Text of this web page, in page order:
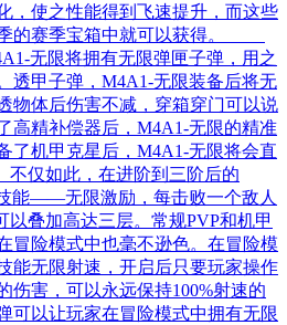
，使之性能得到飞速提升，而这些
季的赛季宝箱中就可以获得。
无限将拥有无限弹匣子弹，用之
透甲子弹，M4A1-无限装备后将无
物体后伤害不减，穿箱穿门可以说
高精补偿器后，M4A1-无限的精准
了机甲克星后，M4A1-无限将会直
不仅如此，在进阶到三阶后的
能——无限激励，每击败一个敌人
以叠加高达三层。常规PVP和机甲
冒险模式中也毫不逊色。在冒险模
能无限射速，开启后只要玩家操作
伤害，可以永远保持100%射速的
可以让玩家在冒险模式中拥有无限